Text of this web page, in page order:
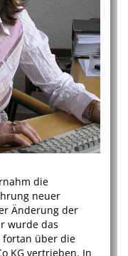
die
neuer
Änderung der
wurde das
fortan über die
KG vertrieben. In